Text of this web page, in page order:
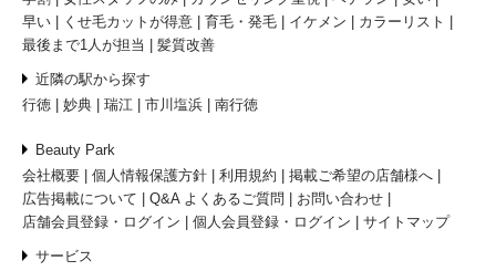
早い
くせ毛カットが得意 育毛・発毛 イケメン
カラーリスト
最後まで1人が担当
髪質改善
近隣の駅から探す
行徳
妙典 瑞江 市川塩浜 南行徳
Beauty Park
会社概要
個人情報保護方針 利用規約
掲載ご希望の店舗様へ
広告掲載について
Q&A よくあるご質問
お問い合わせ
店舗会員登録・ログイン
個人会員登録・ログイン サイトマップ
サービス